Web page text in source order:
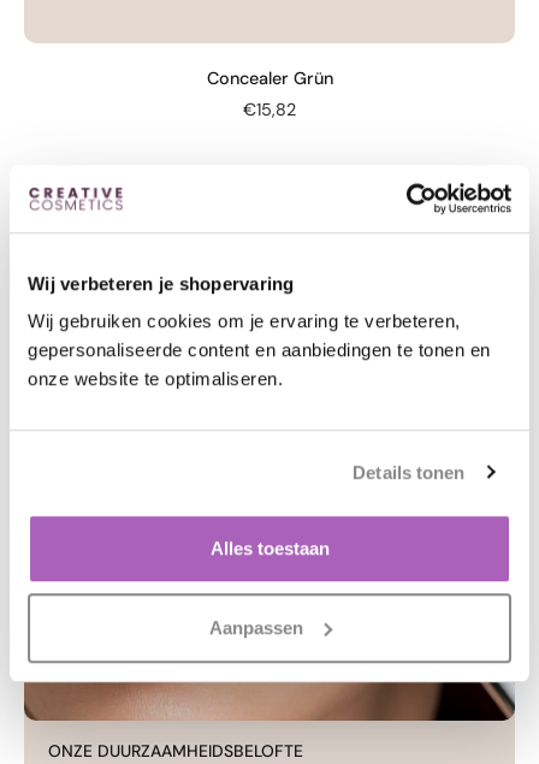
Wij verbeteren je shopervaring
Wij gebruiken cookies om je ervaring te verbeteren,
gepersonaliseerde content en aanbiedingen te tonen en
onze website te optimaliseren.
Details tonen
Alles toestaan
Aanpassen
Concealer Grün
€15,82
ONZE DUURZAAMHEIDSBELOFTE